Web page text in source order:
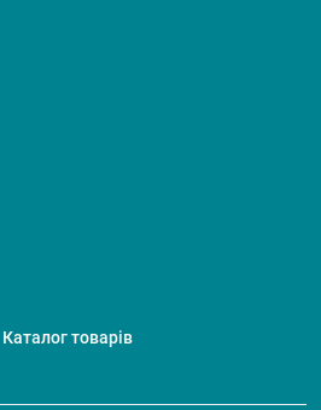
Каталог товарів